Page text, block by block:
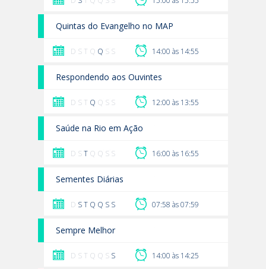
Quintas do Evangelho no MAP
D S T Q Q S S 14:00 às 14:55
Respondendo aos Ouvintes
D S T Q Q S S 12:00 às 13:55
Saúde na Rio em Ação
D ST Q Q S S 16:00 às 16:55
Sementes Diárias
D ST Q Q S S 07:58 às 07:59
Sempre Melhor
D S T Q Q S S 14:00 às 14:25